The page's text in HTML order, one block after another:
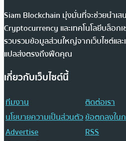
Siam Blockchain มุ่งมั่นที่จะช่วยนำเส
Cryptocurrency และเทคโนโลยีบล็อก
รวบรวมข้อมูลส่วนใหญ่จากเว็บไซต์แล
แปลส่งตรงถึงฟีดคุณ
เกี่ยวกับเว็บไซต์นี้
ทีมงาน
ติดต่อเรา
นโยบายความเป็นส่วนตัวข้อตกลงใน
Advertise
RSS